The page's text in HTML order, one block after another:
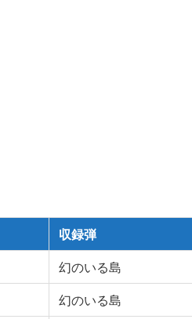
収録弾
幻のいる島
幻のいる島